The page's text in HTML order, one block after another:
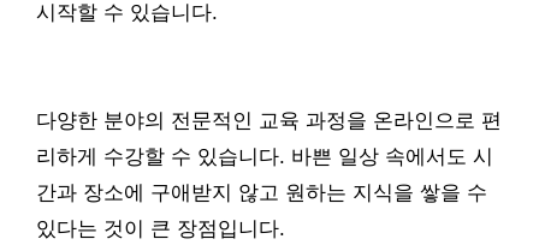
시작할 수 있습니다.
다양한 분야의 전문적인 교육 과정을 온라인으로 편
리하게 수강할 수 있습니다. 바쁜 일상 속에서도 시
간과 장소에 구애받지 않고 원하는 지식을 쌓을 수
있다는 것이 큰 장점입니다.